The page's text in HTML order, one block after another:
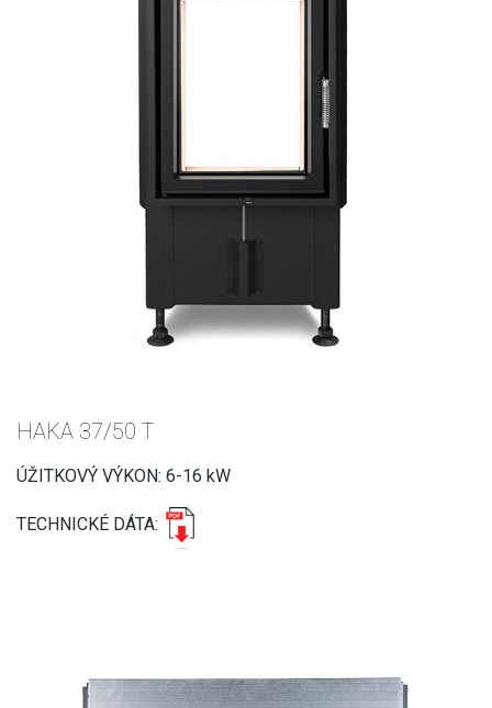
HAKA 37/50 T
ÚŽITKOVÝ VÝKON: 6-16 kW
TECHNICKÉ DÁTA: